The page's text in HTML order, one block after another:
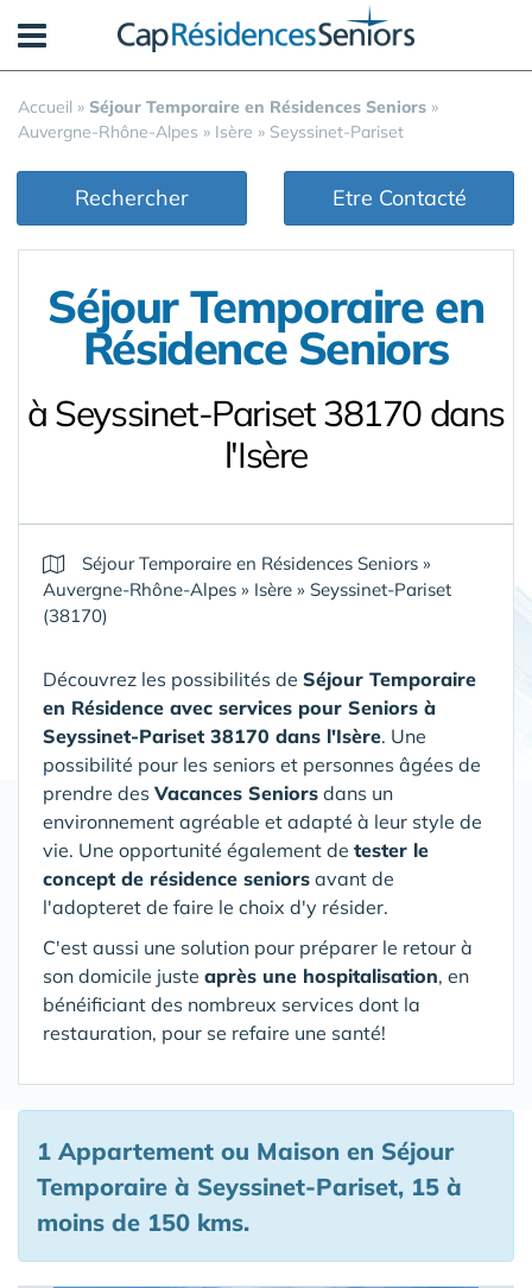
Accueil » Séjour Temporaire en Résidences Seniors »
Auvergne-Rhône-Alpes » Isère » Seyssinet-Pariset
Rechercher Etre Contacté
Séjour Temporaire en
Résidence Seniors
à Seyssinet-Pariset 38170 dans
l'Isère
Séjour Temporaire en Résidences Seniors »
Auvergne-Rhône-Alpes » Isère » Seyssinet-Pariset
(38170)
Découvrez les possibilités de Séjour Temporaire
en Résidence avec services pour Seniors à
Seyssinet-Pariset 38170 dans l'Isère. Une
possibilité pour les seniors et personnes âgées de
prendre des Vacances Seniors dans un
environnement agréable et adapté à leur style de
vie. Une opportunité également de tester le
concept de résidence seniors avant de
l'adopteret de faire le choix d'y résider.
C'est aussi une solution pour préparer le retour à
son domicile juste après une hospitalisation, en
bénéificiant des nombreux services dont la
restauration, pour se refaire une santé!
1 Appartement ou Maison en Séjour
Temporaire à Seyssinet-Pariset, 15 à
moins de 150 kms.